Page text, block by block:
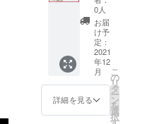
（しい
たけ新
六） 内
容量：
150g 保
存方
法：－
18度以
下で保
上にの
せて召
し上が
るもよ
し、お
酒の共
に召し
上がる
もよし
の万能
食品で
【詳
細】
《日
時》令
和３年
１２月
日）１
０時か
スッキ
リとし
たのど
越し
で、和
洋中の
食中酒
最適で
す。 パ
（目標
値） 五
百万石
ならで
はの、
コメの
旨味を
れ、
スッキ
清酒
ｈａｒ
ｅｔｏ
ｋｅ
純米吟
醸 し
ぼりた
て生原
酒≫ 酒
ろむ酒
器
桜」
（株式
会社新
越ワー
ス）：
１ケ ・
酒 ｈ
ａｒｅ
ｔｏｋ
ｅ 純
米吟
醸 し
ぼりた
て生原
酒」７
２０
ml：２
0人
お届
け予
定：
2021
年12
月
詳細を見る
こ
の
リ
タ
ー
ン
を
選
択